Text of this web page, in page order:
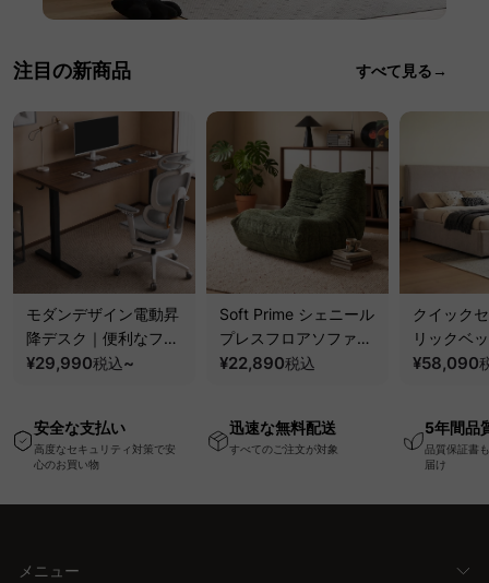
注目の新商品 すべて見る→
モダンデザイン電動昇
降デスク｜便利なフッ
ク・コンセント・
ー機能搭載ワークデス
ク
¥29,990税込~
Soft Prime シェニール
プレスフロアソファ｜
圧縮梱包で搬入しやす
ァ
¥22,890税込
クイック
リックベ
要で組み
¥58,090
安全な支払い
高度なセキュリティ対策で安
心のお買い物
迅速な無料配送
すべてのご注文が対象
5年間品
品質保証書
届け
メニュー